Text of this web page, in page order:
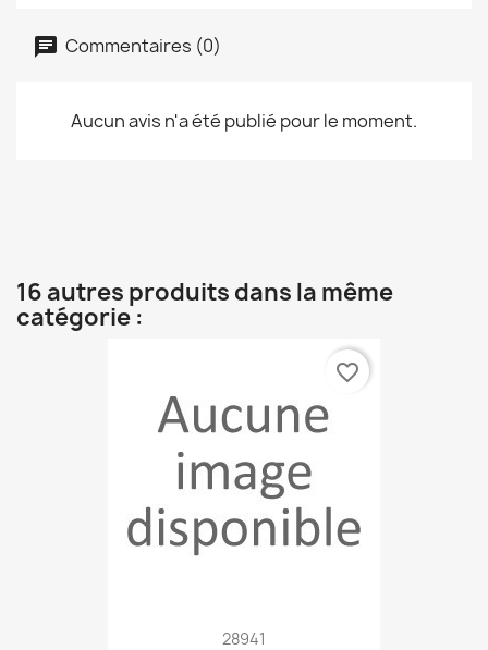
Commentaires (0)
Aucun avis n'a été publié pour le moment.
16 autres produits dans la même
catégorie :
28941
favorite_border